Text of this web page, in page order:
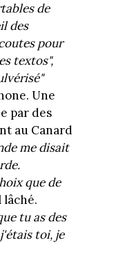
de
des
pour
textos",
Une
par des
au Canard
me disait
que de
tu as des
toi, je